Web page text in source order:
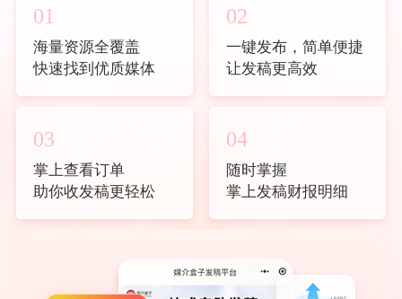
01
海量资源全覆盖
快速找到优质媒体
02
一键发布，简单便捷
让发稿更高效
03
掌上查看订单
助你收发稿更轻松
04
随时掌握
掌上发稿财报明细